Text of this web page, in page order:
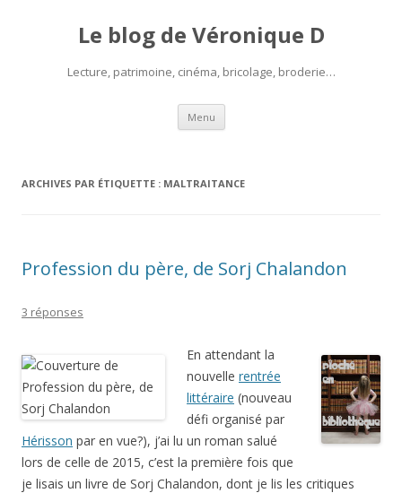
Le blog de Véronique D
Lecture, patrimoine, cinéma, bricolage, broderie…
Menu Aller
contenu
ARCHIVES PAR ÉTIQUETTE : MALTRAITANCE
Profession du père, de Sorj Chalandon
3 réponses
En attendant la
nouvelle rentrée
littéraire (nouveau
défi organisé par
Hérisson par en vue?), j’ai lu un roman salué
lors de celle de 2015, c’est la première fois que
je lisais un livre de Sorj Chalandon, dont je lis les critiques